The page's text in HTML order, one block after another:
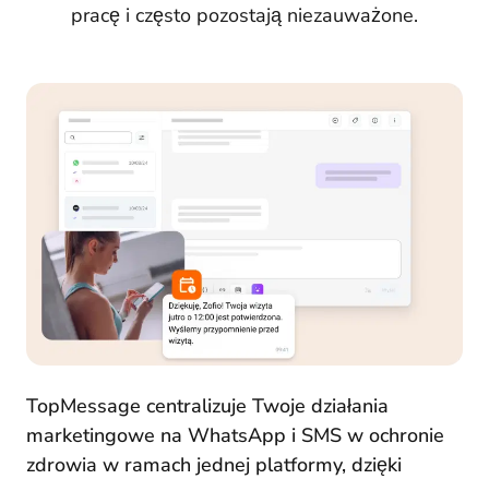
pracę i często pozostają niezauważone.
TopMessage centralizuje Twoje działania
marketingowe na WhatsApp i SMS w ochronie
zdrowia w ramach jednej platformy, dzięki